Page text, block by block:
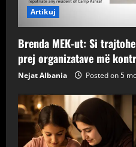
Artikuj
Brenda MEK-ut: Si
prej organizatave më
Nejat Albania Posted on 5